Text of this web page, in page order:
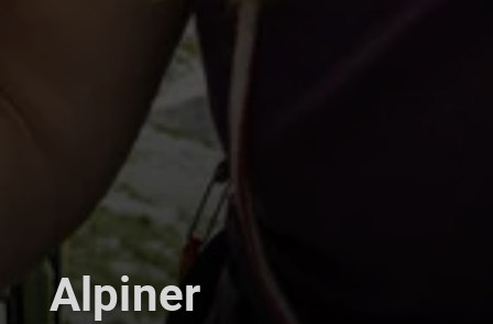
Alpiner